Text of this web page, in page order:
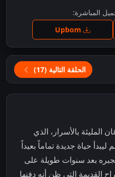
المباشرة:
الحلقة التالية (17)
بالأسرار، الذي
حياة جديدة تماماً بعيداً
بعد سنوات طويلة على
القديمة التي ظن أنه دفنها